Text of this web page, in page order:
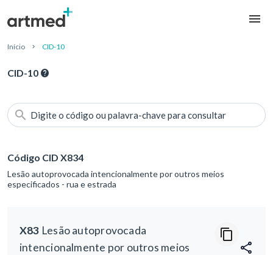
Início CID-10
CID-10
Digite o código ou palavra-chave para consultar
Código CID X834
Lesão autoprovocada intencionalmente por outros meios
especificados - rua e estrada
X83 Lesão autoprovocada
intencionalmente por outros meios